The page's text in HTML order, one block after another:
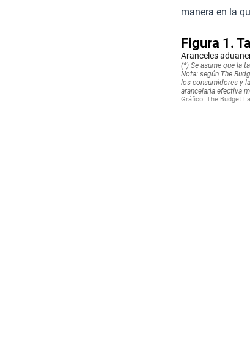
manera en la